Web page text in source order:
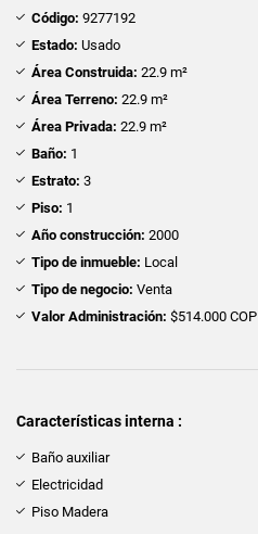
Código: 9277192
Estado: Usado
Área Construida: 22.9 m²
Área Terreno: 22.9 m²
Área Privada: 22.9 m²
Baño: 1
Estrato: 3
Piso: 1
Año construcción: 2000
Tipo de inmueble: Local
Tipo de negocio: Venta
Valor Administración: $514.000 COP
Características interna :
Baño auxiliar
Electricidad
Piso Madera